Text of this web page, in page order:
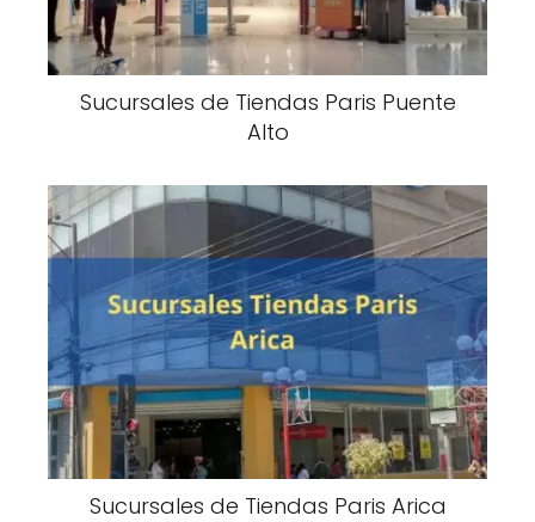
Sucursales de Tiendas Paris Puente
Alto
Sucursales de Tiendas Paris Arica